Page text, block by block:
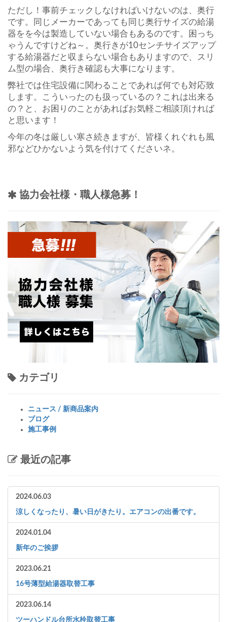
ただし！事前チェックしなければいけないのは、奥行
です。同じメーカーであっても同じ奥行サイズの給湯
器をを今は製造していない場合もあるのです。困っち
ゃうんですけどね～。奥行きが10センチサイズアップ
する給湯器だと収まらない場合もありますので、スリ
ム型の場合、奥行き確認も大事になります。
弊社では住宅設備に関わることであれば何でも対応致
します。こういったのも扱っているの？これは出来る
の？と、お困りのことがあればお気軽ご相談頂ければ
と思います！
今年の冬は厳しい寒さ続きますが、皆様くれぐれも風
邪などひかないよう気を付けてくださいネ。
協力会社様・職人様急募！
カテゴリ
ニュース / 新商品案内
ブログ
施工事例
最近の記事
2024.06.03
涼しくなったり、暑い日がきたり。エアコンの出番です。
2024.01.04
新年のご挨拶
2023.06.21
16号薄型給湯器取替工事
2023.06.14
ツーハンドル台所水栓取替工事